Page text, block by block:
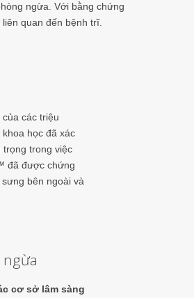
ngừa. Với bằng chứng
quan đến bệnh trĩ.
các triệu
học đã xác
trong việc
đã được chứng
bên ngoài và
cơ sở lâm sàng